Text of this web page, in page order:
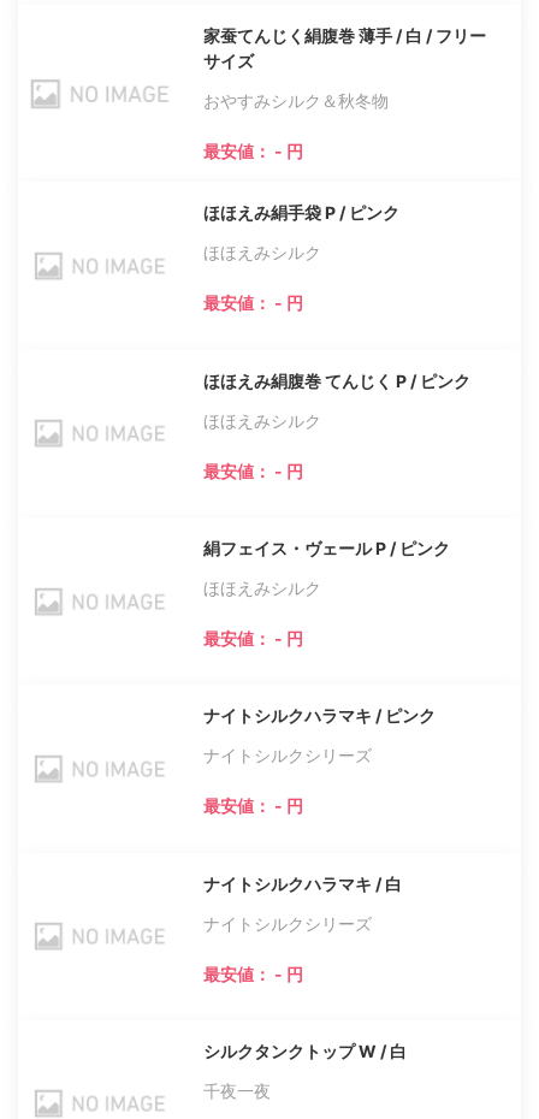
家蚕てんじく絹腹巻 薄手 / 白 / フリー
サイズ
おやすみシルク＆秋冬物
最安値： - 円
ほほえみ絹手袋 P / ピンク
ほほえみシルク
最安値： - 円
ほほえみ絹腹巻 てんじく P / ピンク
ほほえみシルク
最安値： - 円
絹フェイス・ヴェール P / ピンク
ほほえみシルク
最安値： - 円
ナイトシルクハラマキ / ピンク
ナイトシルクシリーズ
最安値： - 円
ナイトシルクハラマキ / 白
ナイトシルクシリーズ
最安値： - 円
シルクタンクトップ W / 白
千夜一夜